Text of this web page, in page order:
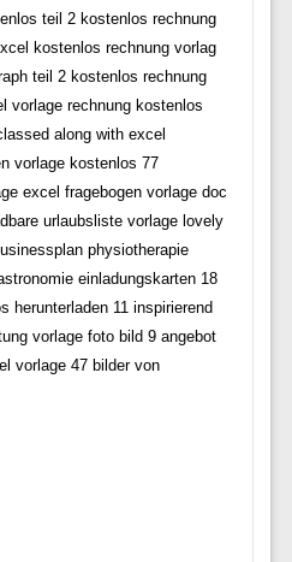
teil 2 kostenlos rechnung
kostenlos rechnung vorlag
teil 2 kostenlos rechnung
vorlage rechnung kostenlos
along with excel
vorlage kostenlos 77
excel fragebogen vorlage doc
urlaubsliste vorlage lovely
physiotherapie
einladungskarten 18
herunterladen 11 inspirierend
vorlage foto bild 9 angebot
vorlage 47 bilder von